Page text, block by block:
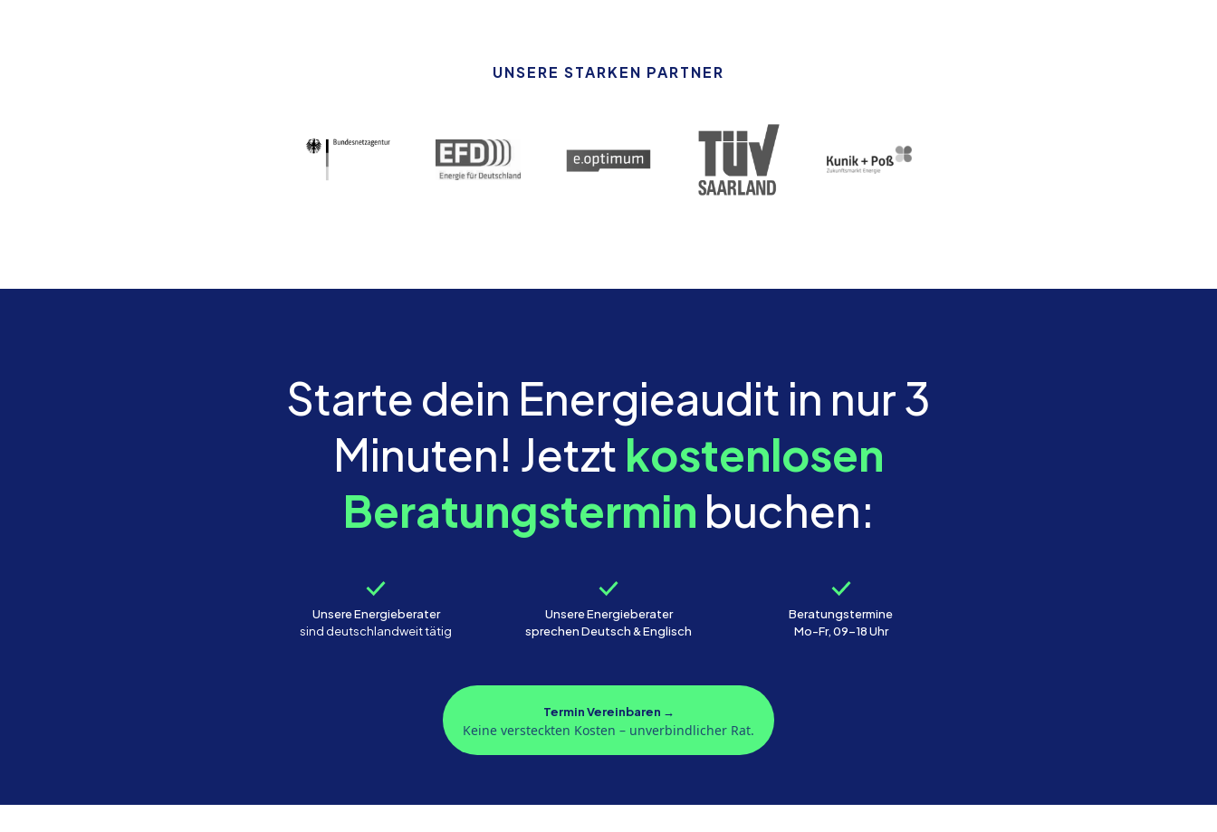
UNSERE STARKEN PARTNER
Starte dein Energieaudit in nur 3
Minuten! Jetzt kostenlosen
Beratungstermin buchen:
Unsere Energieberater
sind deutschlandweit tätig
Unsere Energieberater
sprechen Deutsch & Englisch
Beratungstermine
Mo-Fr, 09-18 Uhr
Termin Vereinbaren →
Keine versteckten Kosten – unverbindlicher Rat.